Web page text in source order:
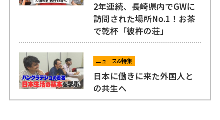
2年連続、長崎県内でGWに
訪問された場所No.1！お茶
で乾杯「彼杵の荘」
ニュース&特集
日本に働きに来た外国人と
の共生へ